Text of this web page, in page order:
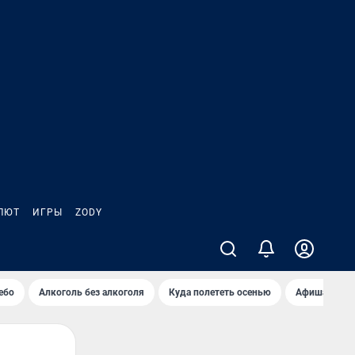
ИГРЫ ZODY
Алкоголь без алкоголя Куда полететь осенью Афиша на